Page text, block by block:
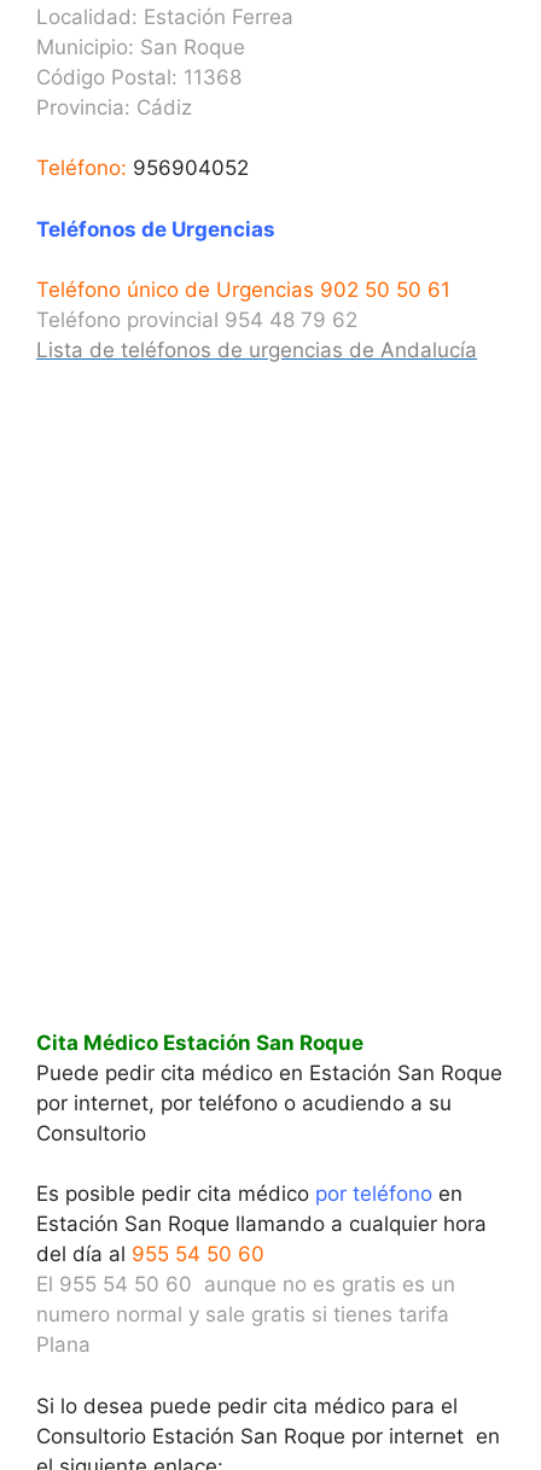
Localidad: Estación Ferrea
Municipio: San Roque
Código Postal: 11368
Provincia: Cádiz
Teléfono: 956904052
Teléfonos de Urgencias
Teléfono único de Urgencias 902 50 50 61
Teléfono provincial 954 48 79 62
Lista de teléfonos de urgencias de Andalucía
Cita Médico Estación San Roque
Puede pedir cita médico en Estación San Roque
por internet, por teléfono o acudiendo a su
Consultorio
Es posible pedir cita médico por teléfono en
Estación San Roque llamando a cualquier hora
del día al 955 54 50 60
El 955 54 50 60 aunque no es gratis es un
numero normal y sale gratis si tienes tarifa
Plana
Si lo desea puede pedir cita médico para el
Consultorio Estación San Roque por internet en